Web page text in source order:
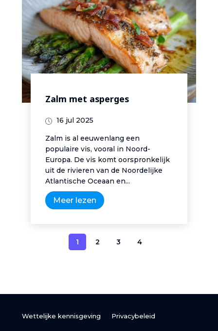
Zalm met asperges
16 jul 2025
Zalm is al eeuwenlang een
populaire vis, vooral in Noord-
Europa. De vis komt oorspronkelijk
uit de rivieren van de Noordelijke
Atlantische Oceaan en...
Meer lezen
1 2 3 4
Wettelijke kennisgeving Privacybeleid